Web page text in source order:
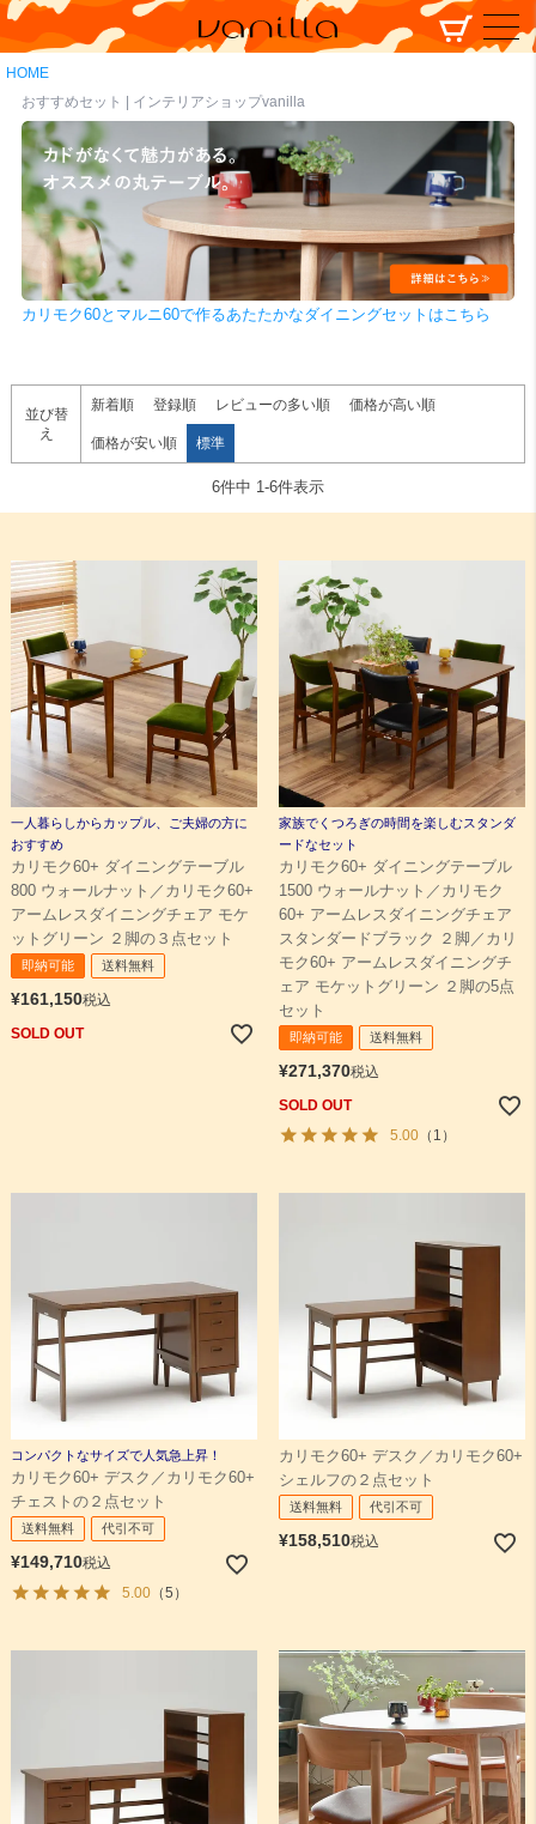
HOME
おすすめセット | インテリアショップvanilla
検索
カリモク60とマルニ60で作るあたたかなダイニングセットはこちら
並び替
え
新着順 登録順 レビューの多い順 価格が高い順
価格が安い順 標準
6件中 1 -6件表示
一人暮らしからカップル、ご夫婦の方に
おすすめ
カリモク60+ ダイニングテーブル
800 ウォールナット／カリモク60+
アームレスダイニングチェア モケ
ットグリーン ２脚の３点セット
即納可能 送料無料
¥161,150税込
SOLD OUT
家族でくつろぎの時間を楽しむスタンダ
ードなセット
カリモク60+ ダイニングテーブル
1500 ウォールナット／カリモク
60+ アームレスダイニングチェア
スタンダードブラック ２脚／カリ
モク60+ アームレスダイニングチ
ェア モケットグリーン ２脚の5点
セット
即納可能 送料無料
¥271,370税込
SOLD OUT
5.00（1）
コンパクトなサイズで人気急上昇！
カリモク60+ デスク／カリモク60+
チェストの２点セット
送料無料 代引不可
¥149,710税込
5.00（5）
カリモク60+ デスク／カリモク60+
シェルフの２点セット
送料無料 代引不可
¥158,510税込